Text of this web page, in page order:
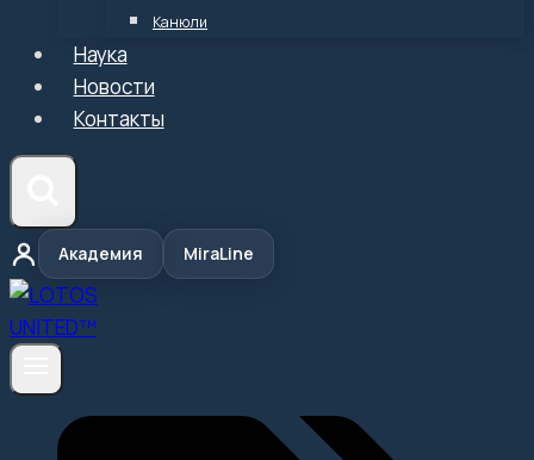
Канюли
Наука
Новости
Контакты
Академия MiraLine